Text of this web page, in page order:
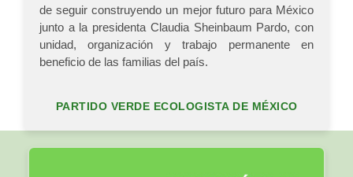
de seguir construyendo un mejor futuro para México
junto a la presidenta Claudia Sheinbaum Pardo, con
unidad, organización y trabajo permanente en
beneficio de las familias del país.
PARTIDO VERDE ECOLOGISTA DE MÉXICO